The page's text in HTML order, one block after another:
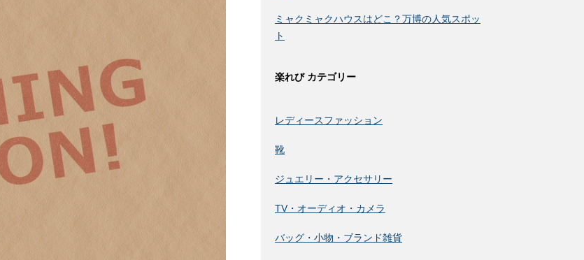
ミャクミャクハウスはどこ？万博の人気スポッ
ト
楽れび カテゴリー
レディースファッション
靴
ジュエリー・アクセサリー
TV・オーディオ・カメラ
バッグ・小物・ブランド雑貨